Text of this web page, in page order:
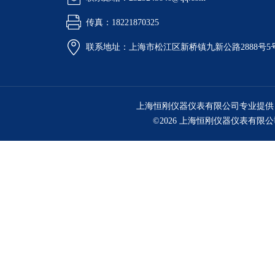
传真：18221870325
联系地址：上海市松江区新桥镇九新公路2888号5
上海恒刚仪器仪表有限公司专业提
©2026 上海恒刚仪器仪表有限